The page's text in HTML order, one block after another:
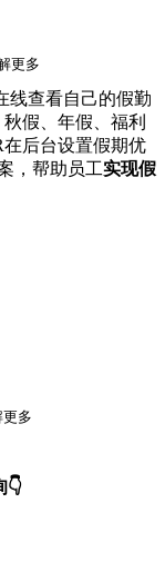
更多
线查看自己的假勤
假、年假、福利
后台设置假期优
，帮助员工实现假
多
👇